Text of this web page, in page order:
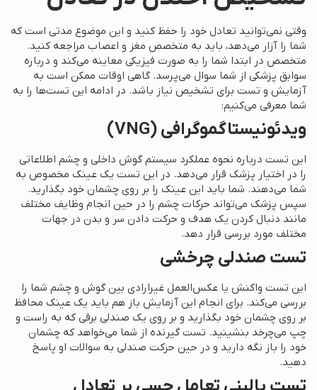
وقتی نمی‌توانید تعادل خود را حفظ کنید و این موضوع مدتی است که
شما را آزار می‌دهد، باید به متخصص مغز و اعصاب مراجعه کنید.
متخصص در ابتدا شما را به صورت فیزیکی معاینه می‌کند و درباره
سوابق پزشکی از شما سوال می‌پرسد. گاهی اوقات ممکن است به
آزمایش و تست برای تشخیص نیاز باشد. در ادامه این تست‌ها را به
شما معرفی می‌کنیم:
ویدئونیستاگموگرافی (VNG)
این تست درباره نحوه عملکرد سیستم گوش داخلی و چشم اطلاعاتی
را در اختیار پزشک قرار می‌دهد. در این تست یک عینک مخصوص به
شما می‌دهند. شما باید این عینک را بر روی چشمان خود بگذارید.
سپس پزشک می‌تواند حرکات چشم را در حین انجام وظایف مختلف
مانند دنبال کردن یک هدف و حرکت دادن سر و بدن در جهات
مختلف مورد بررسی قرار دهد.
تست صندلی چرخشی
این تست واکنش یا عکس‌العمل غیرارادی بین گوش و چشم شما را
بررسی می‌کند. برای انجام این آزمایش باز هم باید یک عینک محافظ
بر روی چشمان خود بگذارید و بر روی یک صندلی برقی که به راست و
چپ می‌چرخد بنشینید. تست گیرنده از شما می‌خواهد که چشمان
خود را باز نگه دارید و در حین حرکت صندلی به سوالات او پاسخ
دهید.